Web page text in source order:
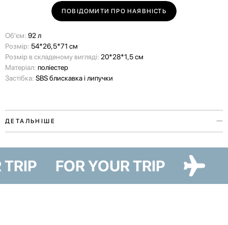
ПОВІДОМИТИ ПРО НАЯВНІСТЬ
Об'єм: 92 л
Розмір: 54*26,5*71 см
Розмір в складеному вигляді: 20*28*1,5 см
Матеріал: поліестер
Застібка: SBS блискавка і липучки
ДЕТАЛЬНІШЕ
варіантах — Cat Paw та Dog Paw — ілюстрації до яких створила
художниця Ірина Максимова.
TRIP FOR YOUR TRIP